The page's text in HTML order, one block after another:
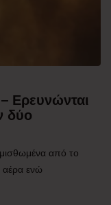
Ερευνώνται
δύο
από το
ενώ